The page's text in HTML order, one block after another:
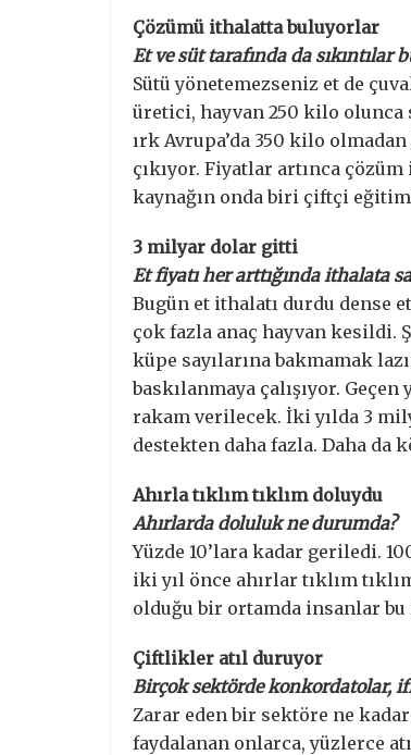
Çözümü ithalatta buluyorlar
Et ve süt tarafında da
Sütü yönetemezseniz et de
üretici, hayvan 250 kilo olunca
ırk Avrupa’da 350 kilo
çıkıyor. Fiyatlar artınca
kaynağın onda biri çiftçi
3 milyar dolar gitti
Et fiyatı her arttığında ithalata
Bugün et ithalatı durdu dense
çok fazla anaç hayvan kesildi.
küpe sayılarına bakmamak
baskılanmaya çalışıyor.
rakam verilecek. İki yılda 3
destekten daha fazla. Daha da
Ahırla tıklım tıklım doluydu
Ahırlarda doluluk ne durumda?
Yüzde 10’lara kadar geriledi.
iki yıl önce ahırlar tıklım
olduğu bir ortamda insanlar
Çiftlikler atıl duruyor
Birçok sektörde konkordatolar,
Zarar eden bir sektöre ne
faydalanan onlarca, yüzlerce